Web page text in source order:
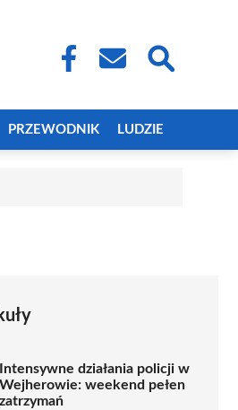
PRZEWODNIK LUDZIE
Intensywne działania policji w
Wejherowie: weekend pełen
zatrzymań